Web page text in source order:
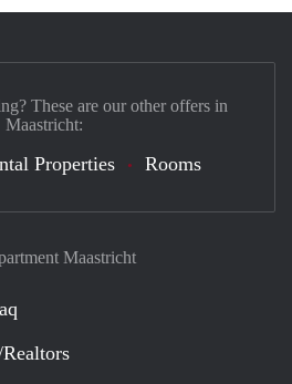
Maastricht
These are our other offers in
Maastricht:
Properties Rooms